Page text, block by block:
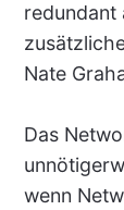
redundant
Nate
Das
wenn